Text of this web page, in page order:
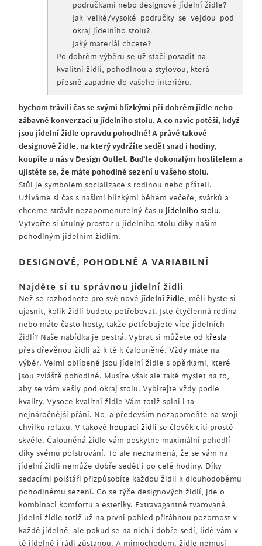
područkami nebo designové jídelní židle?
Jak velké/vysoké područky se vejdou pod
okraj jídelního stolu?
Jaký materiál chcete?
Po dobrém výběru se už stačí posadit na
kvalitní židli, pohodlnou a stylovou, která
přesně zapadne do vašeho interiéru.
bychom trávili čas se svými blízkými při dobrém jídle nebo
zábavné konverzaci u jídelního stolu. A co navíc potěší, když
jsou jídelní židle opravdu pohodlné! A právě takové
designové židle, na který vydržíte sedět snad i hodiny,
koupíte u nás v Design Outlet. Buďte dokonalým hostitelem a
ujistěte se, že máte pohodlné sezení u vašeho stolu.
Stůl je symbolem socializace s rodinou nebo přáteli.
Užíváme si čas s našimi blízkými během večeře, svátků a
chceme strávit nezapomenutelný čas u jídelního stolu.
Vytvořte si útulný prostor u jídelního stolu díky našim
pohodlným jídelním židlím.
DESIGNOVÉ, POHODLNÉ A VARIABILNÍ
Najděte si tu správnou jídelní židli
Než se rozhodnete pro své nové jídelní židle, měli byste si
ujasnit, kolik židlí budete potřebovat. Jste čtyčlenná rodina
nebo máte často hosty, takže potřebujete více jídelních
židlí? Naše nabídka je pestrá. Vybrat si můžete od křesla
přes dřevěnou židli až k té k čalouněné. Vždy máte na
výběr. Velmi oblíbené jsou jídelní židle s opěrkami, které
jsou zvláště pohodlné. Musíte však ale také myslet na to,
aby se vám vešly pod okraj stolu. Vybírejte vždy podle
kvality. Vysoce kvalitní židle Vám totiž splní i ta
nejnáročnější přání. No, a především nezapomeňte na svoji
chvilku relaxu. V takové houpací židli se člověk cítí prostě
skvěle. Čalouněná židle vám poskytne maximální pohodlí
díky svému polstrování. To ale neznamená, že se vám na
jídelní židli nemůže dobře sedět i po celé hodiny. Díky
sedacími polštáři přizpůsobíte každou židli k dlouhodobému
pohodlnému sezení. Co se týče designových židlí, jde o
kombinaci komfortu a estetiky. Extravagantně tvarované
jídelní židle totiž už na první pohled přitáhnou pozornost v
každé jídelně, ale pokud se na nich i dobře sedí, lidé vám v
té jídelně i rádi zůstanou. A mimochodem, židle nemusí